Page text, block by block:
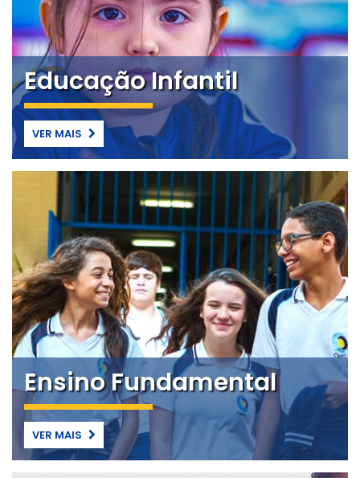
Educação Infantil
VER MAIS
Ensino Fundamental
VER MAIS